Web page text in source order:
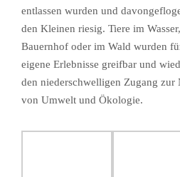
entlassen wurden und
den Kleinen riesig. Tiere im
Bauernhof oder im Wald wurden
eigene Erlebnisse greifbar und
den niederschwelligen Zugang zur
von Umwelt und Ökologie.